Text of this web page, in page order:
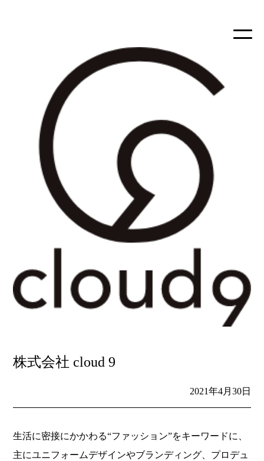
株式会社 cloud 9
2021年4月30日
生活に密接にかかわる“ファッション”をキーワードに、
主にユニフォームデザインやブランディング、プロデュ